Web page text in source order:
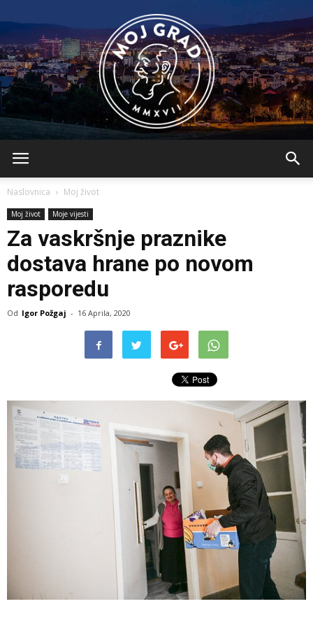
Naslovnica Moj život
Moj život Moje vijesti
Za vaskršnje praznike
dostava hrane po novom
rasporedu
Od Igor Požgaj - 16 Aprila, 2020